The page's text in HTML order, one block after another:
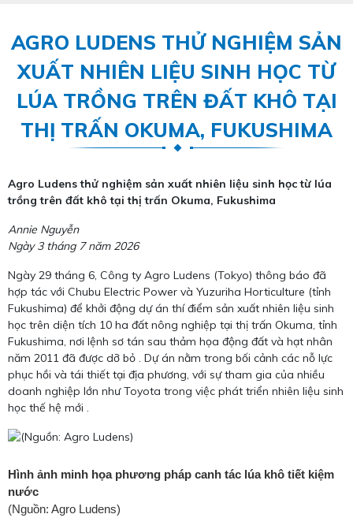
AGRO LUDENS THỬ NGHIỆM SẢN
XUẤT NHIÊN LIỆU SINH HỌC TỪ
LÚA TRỒNG TRÊN ĐẤT KHÔ TẠI
THỊ TRẤN OKUMA, FUKUSHIMA
Agro Ludens thử nghiệm sản xuất nhiên liệu sinh học từ lúa
trồng trên đất khô tại thị trấn Okuma, Fukushima
Annie Nguyễn
Ngày 3 tháng 7 năm 2026
Ngày 29 tháng 6, Công ty Agro Ludens (Tokyo) thông báo đã
hợp tác với Chubu Electric Power và Yuzuriha Horticulture (tỉnh
Fukushima) để khởi động dự án thí điểm sản xuất nhiên liệu sinh
học trên diện tích 10 ha đất nông nghiệp tại thị trấn Okuma, tỉnh
Fukushima, nơi lệnh sơ tán sau thảm họa động đất và hạt nhân
năm 2011 đã được dỡ bỏ . Dự án nằm trong bối cảnh các nỗ lực
phục hồi và tái thiết tại địa phương, với sự tham gia của nhiều
doanh nghiệp lớn như Toyota trong việc phát triển nhiên liệu sinh
học thế hệ mới .
Hình ảnh minh họa phương pháp canh tác lúa khô tiết kiệm
nước
(Nguồn: Agro Ludens)